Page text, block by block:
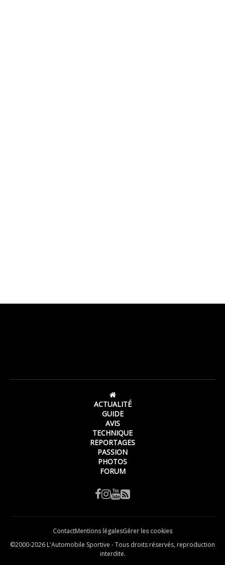
ACTUALITÉ
GUIDE
AVIS
TECHNIQUE
REPORTAGES
PASSION
PHOTOS
FORUM
ContactMentions légalesGérer les cookies
©2000-2026 L'Automobile Sportive - Tous droits réservés, reproduction
interdite.